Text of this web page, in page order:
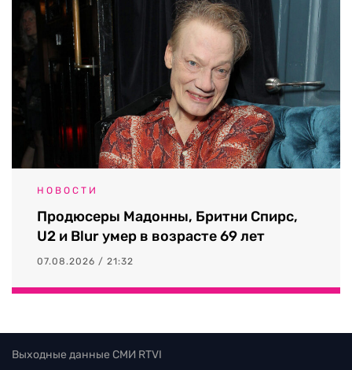
НОВОСТИ
Продюсеры Мадонны, Бритни Спирс,
U2 и Blur умер в возрасте 69 лет
07.08.2026 / 21:32
Выходные данные СМИ RTVI